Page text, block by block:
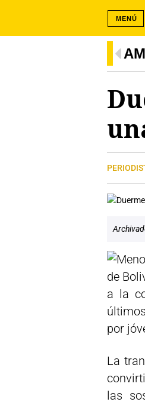
MENÚ
de
a la
por
La
las